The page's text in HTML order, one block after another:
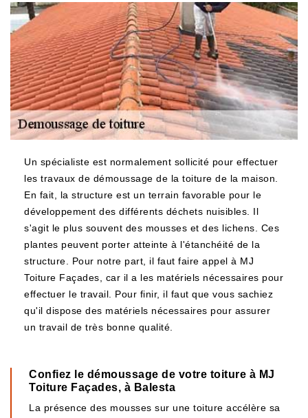
Un spécialiste est normalement sollicité pour effectuer
les travaux de démoussage de la toiture de la maison.
En fait, la structure est un terrain favorable pour le
développement des différents déchets nuisibles. Il
s'agit le plus souvent des mousses et des lichens. Ces
plantes peuvent porter atteinte à l'étanchéité de la
structure. Pour notre part, il faut faire appel à MJ
Toiture Façades, car il a les matériels nécessaires pour
effectuer le travail. Pour finir, il faut que vous sachiez
qu'il dispose des matériels nécessaires pour assurer
un travail de très bonne qualité.
Confiez le démoussage de votre toiture à MJ
Toiture Façades, à Balesta
La présence des mousses sur une toiture accélère sa